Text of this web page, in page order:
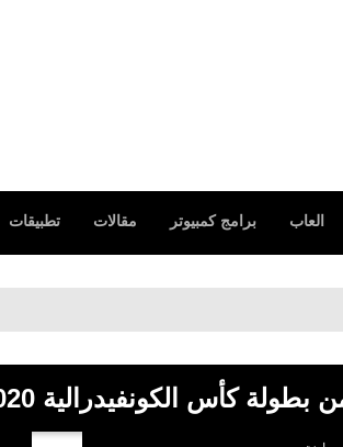
العاب برامج كمبيوتر مقالات تطبيقات
كأس الكونفيدرالية 2020